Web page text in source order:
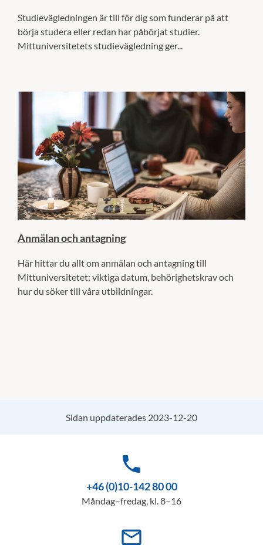
Studievägledningen är till för dig som funderar på att
börja studera eller redan har påbörjat studier.
Mittuniversitetets studievägledning ger...
Anmälan och antagning
Här hittar du allt om anmälan och antagning till
Mittuniversitetet: viktiga datum, behörighetskrav och
hur du söker till våra utbildningar.
Sidan uppdaterades 2023-12-20
phone
+46 (0)10-142 80 00
Måndag–fredag, kl. 8–16
mail_outline